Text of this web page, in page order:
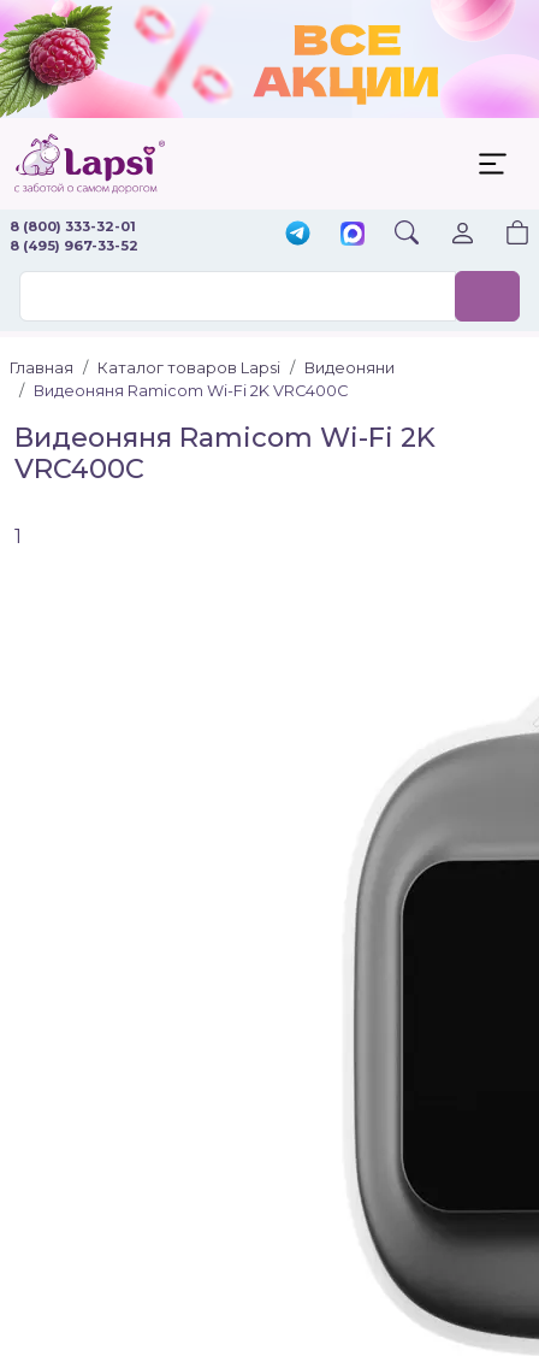
8 (800) 333-32-01
8 (495) 967-33-52
Главная Каталог товаров Lapsi
Видеоняни
Видеоняня Ramicom Wi-Fi 2K VRC400C
Видеоняня Ramicom Wi-Fi 2K
VRC400C
1